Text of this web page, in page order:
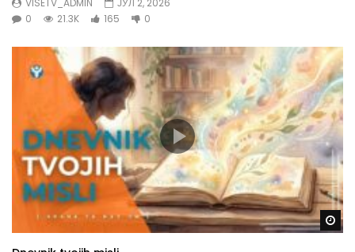
VISETV_ADMIN
ЈУЛ 2, 2026
0
21.3K 165 0